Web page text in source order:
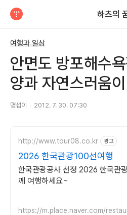
하츠의
여행과 일상
안면도 방포해수
양과 자연스러움
명섭이 2012. 7. 30. 07:30
http://www.tour08.co.kr 광고
2026 한국관광100선여행
한국관광공사 선정 2026 한국관
께 여행하세요~
https://m.place.naver.com/